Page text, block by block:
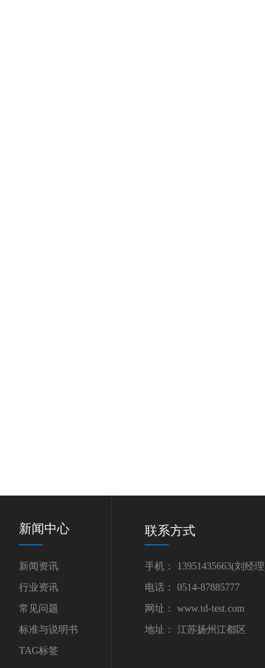
新闻中心
新闻资讯
行业资讯
常见问题
标准与说明书
TAG标签
联系方式
手机： 13951435663(刘经
电话： 0514-87885777
网址： www.td-test.com
地址： 江苏扬州江都区